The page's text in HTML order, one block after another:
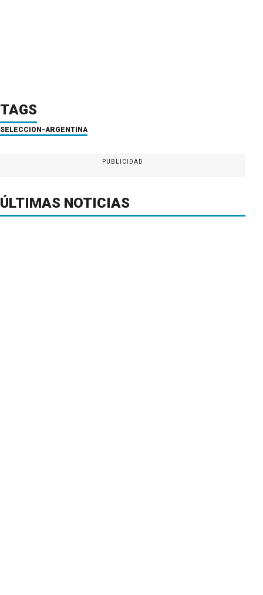
TAGS
SELECCION-ARGENTINA
PUBLICIDAD
ÚLTIMAS NOTICIAS